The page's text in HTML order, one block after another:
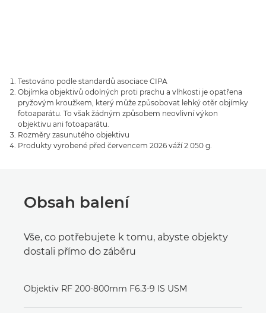
Testováno podle standardů asociace CIPA
Objímka objektivů odolných proti prachu a vlhkosti je opatřena
pryžovým kroužkem, který může způsobovat lehký otěr objímky
fotoaparátu. To však žádným způsobem neovlivní výkon
objektivu ani fotoaparátu.
Rozměry zasunutého objektivu
Produkty vyrobené před červencem 2026 váží 2 050 g.
Obsah balení
Vše, co potřebujete k tomu, abyste objekty
dostali přímo do záběru
Objektiv RF 200-800mm F6.3-9 IS USM